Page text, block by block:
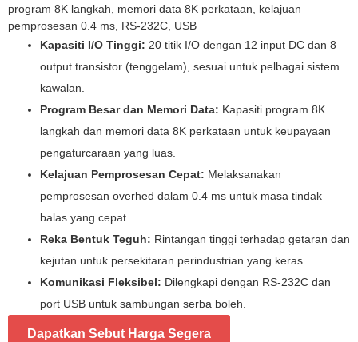
program 8K langkah, memori data 8K perkataan, kelajuan
pemprosesan 0.4 ms, RS-232C, USB
Kapasiti I/O Tinggi: 20 titik I/O dengan 12 input DC dan 8
output transistor (tenggelam), sesuai untuk pelbagai sistem
kawalan.
Program Besar dan Memori Data: Kapasiti program 8K
langkah dan memori data 8K perkataan untuk keupayaan
pengaturcaraan yang luas.
Kelajuan Pemprosesan Cepat: Melaksanakan
pemprosesan overhed dalam 0.4 ms untuk masa tindak
balas yang cepat.
Reka Bentuk Teguh: Rintangan tinggi terhadap getaran dan
kejutan untuk persekitaran perindustrian yang keras.
Komunikasi Fleksibel: Dilengkapi dengan RS-232C dan
port USB untuk sambungan serba boleh.
Dapatkan Sebut Harga Segera